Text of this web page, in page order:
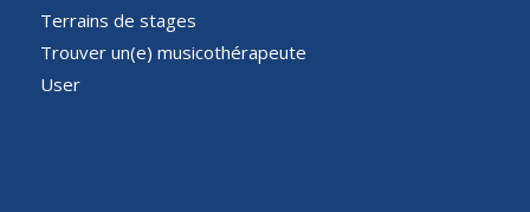
Terrains de stages
Trouver un(e) musicothérapeute
User